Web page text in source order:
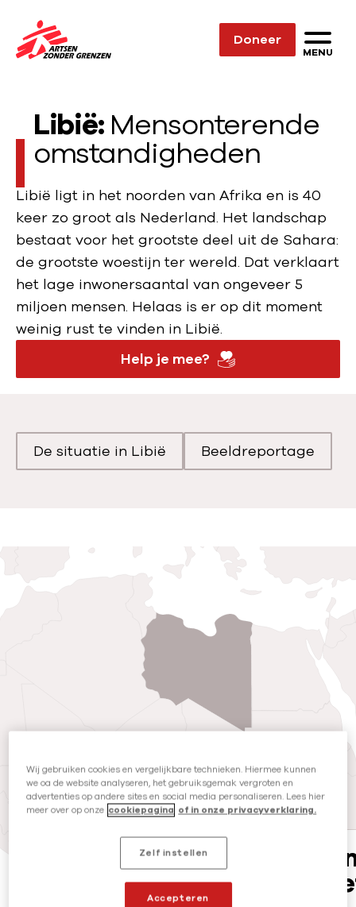
Sla navigatie over
N
d
h
o
m
e
p
a
g
e
Doneer
MENU
Libië: Mensonterende
omstandigheden
Libië ligt in het noorden van Afrika en is 40
keer zo groot als Nederland. Het landschap
bestaat voor het grootste deel uit de Sahara:
de grootste woestijn ter wereld. Dat verklaart
het lage inwonersaantal van ongeveer 5
miljoen mensen. Helaas is er op dit moment
weinig rust te vinden in Libië.
Help je mee?
Scroll naar
De situatie in Libië
Scroll naar
Beeldreportage
De situatie in Libië
Sinds de val en dood van de
Wij gebruiken cookies en vergelijkbare technieken. Hiermee kunnen
we oa de website analyseren, het gebruiksgemak vergroten en
advertenties op andere sites en social media personaliseren. Lees hier
meer over op onze cookiepagina of in onze privacyverklaring.
Zelf instellen
Accepteren